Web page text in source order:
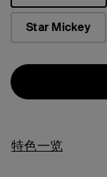
已选择
Star Mickey
特色一览